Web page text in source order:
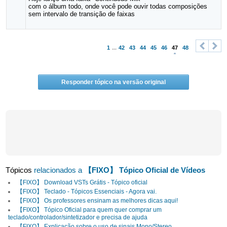
com o álbum todo, onde você pode ouvir todas composições
sem intervalo de transição de faixas
1 ... 42 43 44 45 46 47 48
< >
Responder tópico na versão original
Tópicos relacionados a 【FIXO】 Tópico Oficial de Vídeos
【FIXO】 Download VSTs Grátis - Tópico oficial
【FIXO】 Teclado - Tópicos Essenciais - Agora vai.
【FIXO】 Os professores ensinam as melhores dicas aqui!
【FIXO】 Tópico Oficial para quem quer comprar um
teclado/controlador/sintetizador e precisa de ajuda